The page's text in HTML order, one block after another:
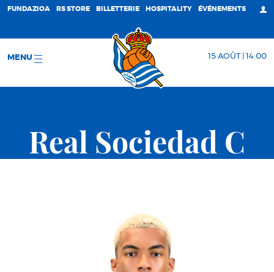
FUNDAZIOA RS STORE BILLETTERIE HOSPITALITY ÉVÉNEMENTS
MENU 15 AOÛT | 14:00
Real Sociedad C